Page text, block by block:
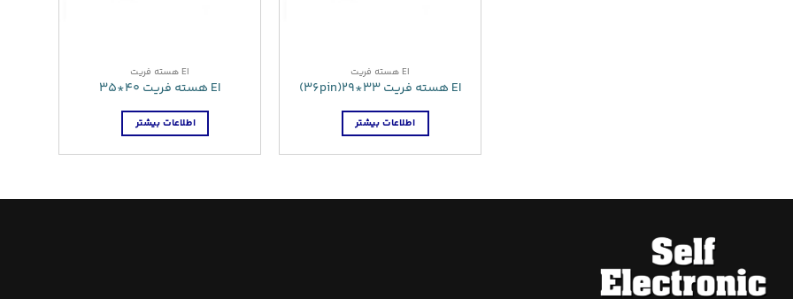
EI هسته فریت
EI هسته فریت 33*29(36pin)
اطلاعات بیشتر
EI هسته فریت
EI هسته فریت 40*35
اطلاعات بیشتر